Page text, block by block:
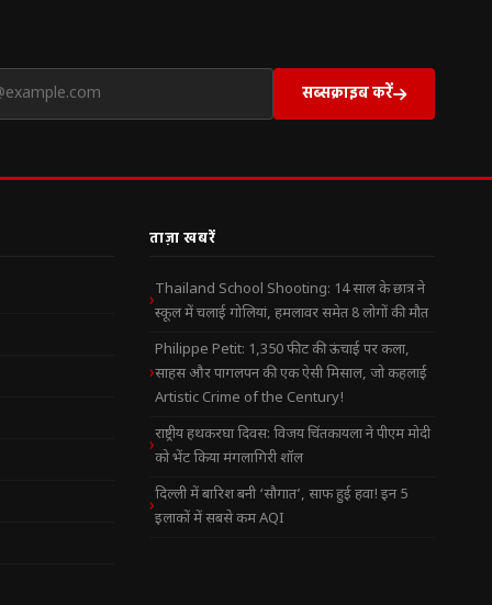
सब्सक्राइब करें
ताज़ा खबरें
Thailand School Shooting: 14 साल के छात्र ने
स्कूल में चलाई गोलियां, हमलावर समेत 8 लोगों की मौत
Philippe Petit: 1,350 फीट की ऊंचाई पर कला,
साहस और पागलपन की एक ऐसी मिसाल, जो कहलाई
Artistic Crime of the Century!
राष्ट्रीय हथकरघा दिवस: विजय चिंतकायला ने पीएम मोदी
को भेंट किया मंगलागिरी शॉल
दिल्ली में बारिश बनी ‘सौगात’, साफ हुई हवा! इन 5
इलाकों में सबसे कम AQI